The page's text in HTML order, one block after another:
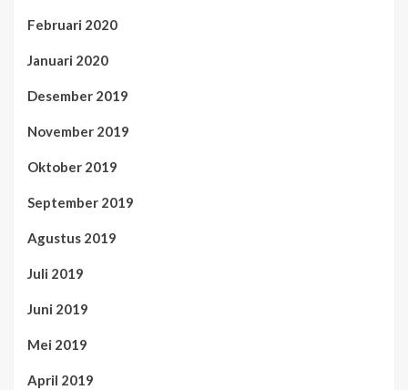
Februari 2020
Januari 2020
Desember 2019
November 2019
Oktober 2019
September 2019
Agustus 2019
Juli 2019
Juni 2019
Mei 2019
April 2019